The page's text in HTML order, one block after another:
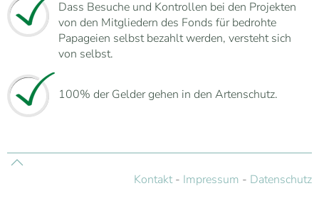
Dass Besuche und Kontrollen bei den Projekten
von den Mitgliedern des Fonds für bedrohte
Papageien selbst bezahlt werden, versteht sich
von selbst.
100% der Gelder gehen in den Artenschutz.
Kontakt- Impressum - Datenschutz